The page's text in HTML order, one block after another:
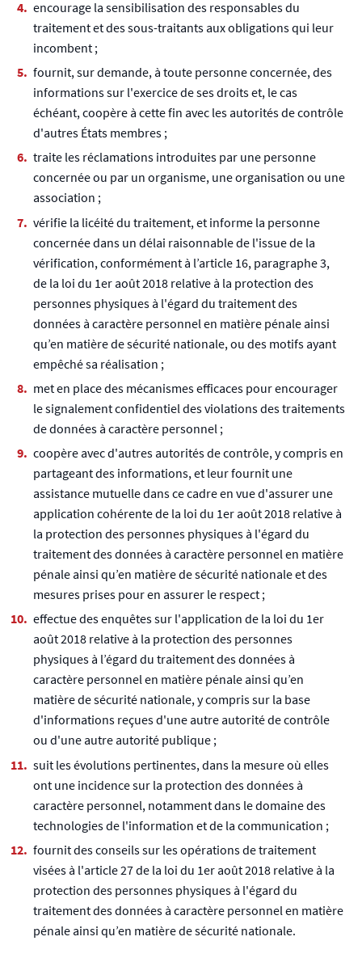
encourage la sensibilisation des responsables du
traitement et des sous-traitants aux obligations qui leur
incombent ;
fournit, sur demande, à toute personne concernée, des
informations sur l'exercice de ses droits et, le cas
échéant, coopère à cette fin avec les autorités de contrôle
d'autres États membres ;
traite les réclamations introduites par une personne
concernée ou par un organisme, une organisation ou une
association ;
vérifie la licéité du traitement, et informe la personne
concernée dans un délai raisonnable de l'issue de la
vérification, conformément à l’article 16, paragraphe 3,
de la loi du 1er août 2018 relative à la protection des
personnes physiques à l'égard du traitement des
données à caractère personnel en matière pénale ainsi
qu’en matière de sécurité nationale, ou des motifs ayant
empêché sa réalisation ;
met en place des mécanismes efficaces pour encourager
le signalement confidentiel des violations des traitements
de données à caractère personnel ;
coopère avec d'autres autorités de contrôle, y compris en
partageant des informations, et leur fournit une
assistance mutuelle dans ce cadre en vue d'assurer une
application cohérente de la loi du 1er août 2018 relative à
la protection des personnes physiques à l'égard du
traitement des données à caractère personnel en matière
pénale ainsi qu’en matière de sécurité nationale et des
mesures prises pour en assurer le respect ;
effectue des enquêtes sur l'application de la loi du 1er
août 2018 relative à la protection des personnes
physiques à l’égard du traitement des données à
caractère personnel en matière pénale ainsi qu’en
matière de sécurité nationale, y compris sur la base
d'informations reçues d'une autre autorité de contrôle
ou d'une autre autorité publique ;
suit les évolutions pertinentes, dans la mesure où elles
ont une incidence sur la protection des données à
caractère personnel, notamment dans le domaine des
technologies de l'information et de la communication ;
fournit des conseils sur les opérations de traitement
visées à l'article 27 de la loi du 1er août 2018 relative à la
protection des personnes physiques à l'égard du
traitement des données à caractère personnel en matière
pénale ainsi qu’en matière de sécurité nationale.